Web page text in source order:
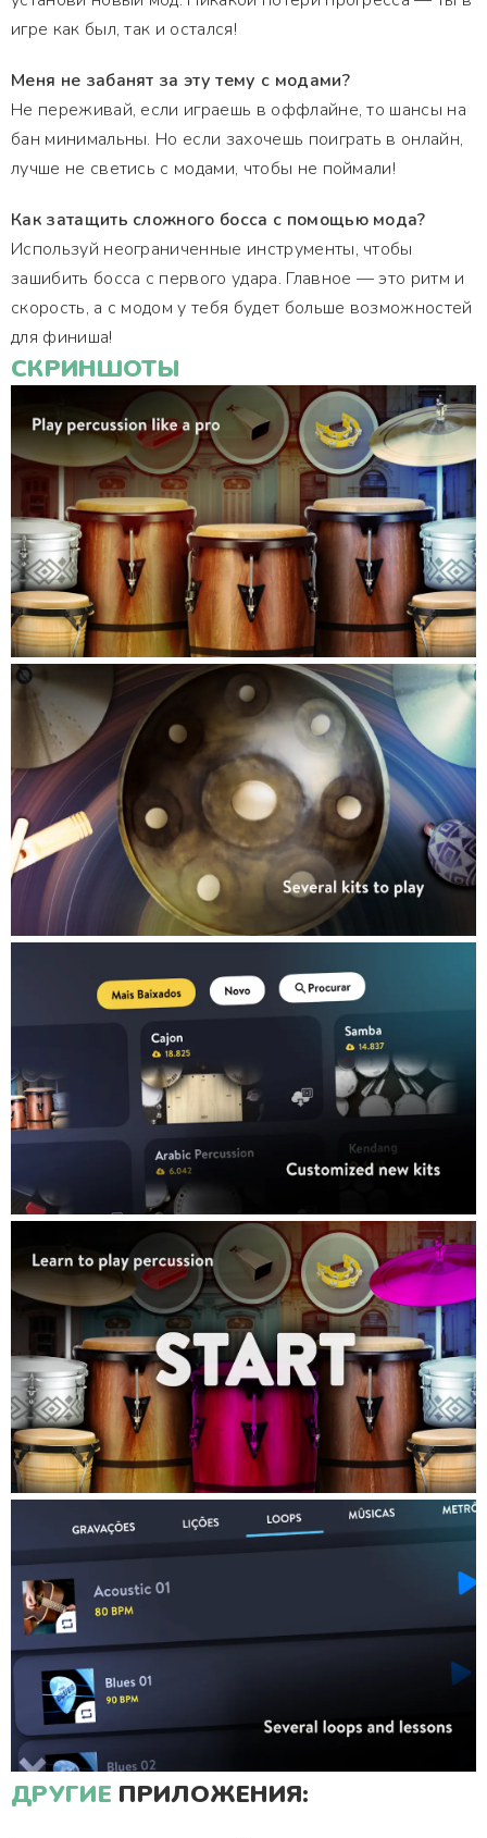
игре как был, так и остался!
Меня не забанят за эту тему с модами?
Не переживай, если играешь в оффлайне, то шансы на
бан минимальны. Но если захочешь поиграть в онлайн,
лучше не светись с модами, чтобы не поймали!
Как затащить сложного босса с помощью мода?
Используй неограниченные инструменты, чтобы
зашибить босса с первого удара. Главное — это ритм и
скорость, а с модом у тебя будет больше возможностей
для финиша!
СКРИНШОТЫ
ДРУГИЕ ПРИЛОЖЕНИЯ: